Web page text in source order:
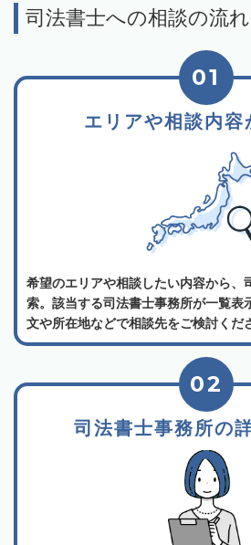
司法書士への相談の流れ
エリアや相談内容
01
希望のエリアや相談したい内容から、
索。該当する司法書士事務所が一覧表
文や所在地などで相談先をご検討くだ
司法書士事務所の
02